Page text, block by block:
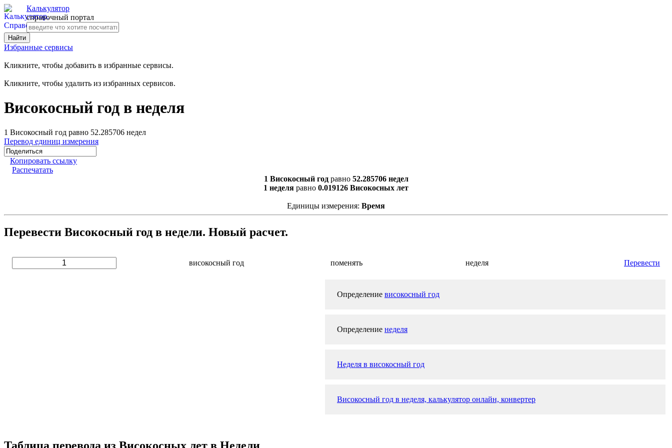
Калькулятор
справочный портал
Избранные сервисы
Кликните, чтобы добавить в избранные сервисы.
Кликните, чтобы удалить из избранных сервисов.
Високосный год в неделя
1 Високосный год равно 52.285706 недел
Перевод единиц измерения
Копировать ссылку
Распечатать
1 Високосный годравно 52.285706 недел
1 неделя равно 0.019126 Високосных лет
Единицы измерения: Время
Перевести Високосный год в недели. Новый расчет.
високосный год поменять неделя Перевести
Определение високосный год
Определение неделя
Неделя в високосный год
Високосный год в неделя, калькулятор онлайн, конвертер
Таблица перевода из Високосных лет в Недели